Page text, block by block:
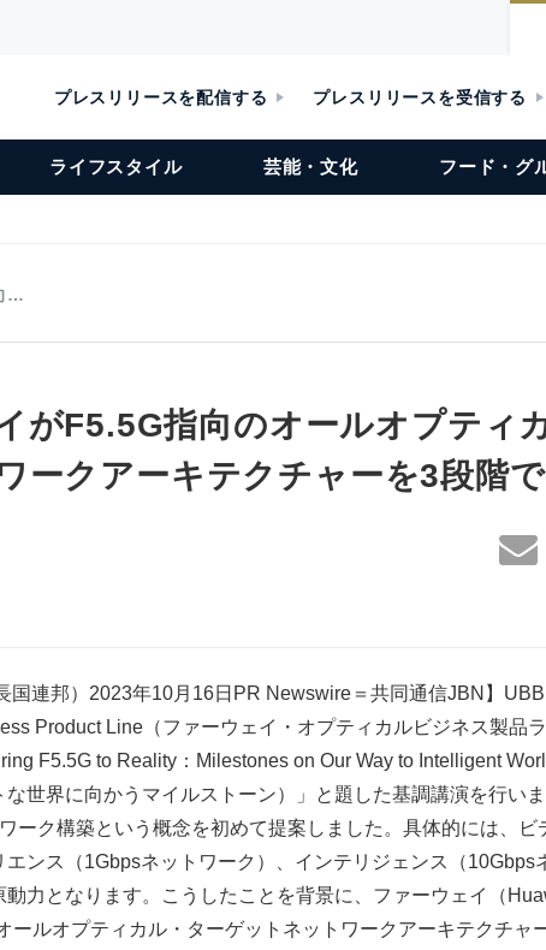
プレスリリースを配信する プレスリリースを受信する
ライフスタイル 芸能・文化 フード・グ
…
がF5.5G指向のオールオプティ
ークアーキテクチャーを3段階
国連邦）2023年10月16日PR Newswire＝共同通信JBN】
Product Line（ファーウェイ・オプティカルビジネス製品
F5.5G to Reality：Milestones on Our Way to Intelligent
な世界に向かうマイルストーン）」と題した基調講演を行い
ーク構築という概念を初めて提案しました。具体的には、ビ
エンス（1Gbpsネットワーク）、インテリジェンス（10Gbps
動力となります。こうしたことを背景に、ファーウェイ（
ールオプティカル・ターゲットネットワークアーキテクチャ